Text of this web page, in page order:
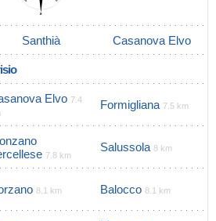
Santhià Casanova Elvo
Elvo 7.4
Formigliana 7.5 km
7.8 km
Salussola 8 km
8.1 km Balocco 8.1 km